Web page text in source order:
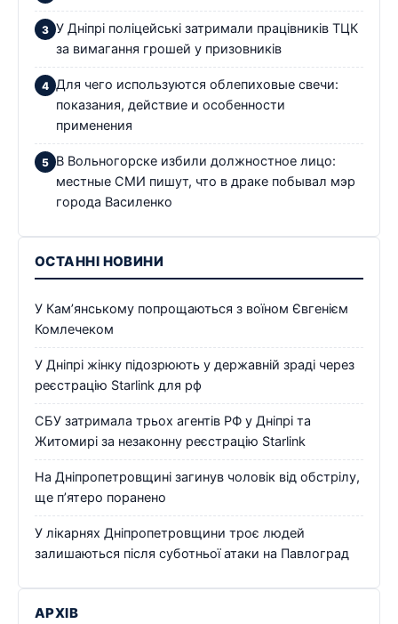
У Дніпрі поліцейські затримали працівників ТЦК
за вимагання грошей у призовників
Для чего используются облепиховые свечи:
показания, действие и особенности
применения
В Вольногорске избили должностное лицо:
местные СМИ пишут, что в драке побывал мэр
города Василенко
ОСТАННІ НОВИНИ
У Кам’янському попрощаються з воїном Євгенієм
Комлечеком
У Дніпрі жінку підозрюють у державній зраді через
реєстрацію Starlink для рф
СБУ затримала трьох агентів РФ у Дніпрі та
Житомирі за незаконну реєстрацію Starlink
На Дніпропетровщині загинув чоловік від обстрілу,
ще п’ятеро поранено
У лікарнях Дніпропетровщини троє людей
залишаються після суботньої атаки на Павлоград
АРХІВ